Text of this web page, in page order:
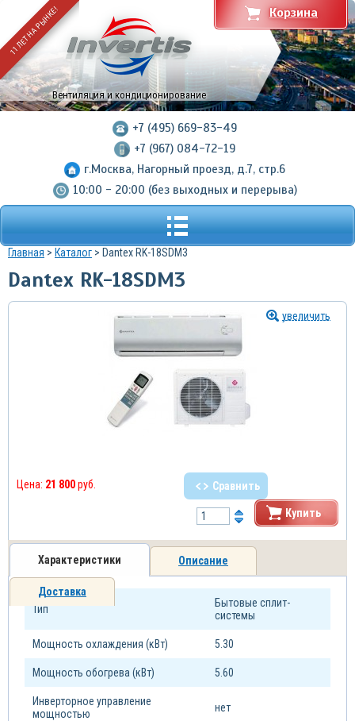
11 ЛЕТ НА РЫНКЕ!
Вентиляция и кондиционирование
+7 (495) 669-83-49
+7 (967) 084-72-19
г.Москва, Нагорный проезд, д.7, стр.6
10:00 - 20:00 (без выходных и перерыва)
Корзина
Главная > Каталог > Dantex RK-18SDM3
Dantex RK-18SDM3
увеличить
Цена: 21 800руб. Сравнить
Купить
Характеристики Описание
Доставка
Тип
Бытовые сплит-
системы
Мощность охлаждения (кВт) 5.30
Мощность обогрева (кВт) 5.60
Инверторное управление
мощностью
нет